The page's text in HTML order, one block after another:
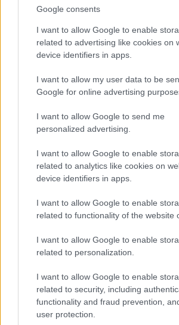
Google consents
I want to allow Google to enable
related to advertising like cookies on
device identifiers in apps.
I want to allow my user data to be
Google for online advertising
I want to allow Google to send me
personalized advertising.
I want to allow Google to enable
related to analytics like cookies on
device identifiers in apps.
I want to allow Google to enable
related to functionality of the website
I want to allow Google to enable
related to personalization.
I want to allow Google to enable
related to security, including
functionality and fraud prevention,
user protection.
CHI SIAMO CONTATTI PUBBLICITÀ
OTTO CHANNEL